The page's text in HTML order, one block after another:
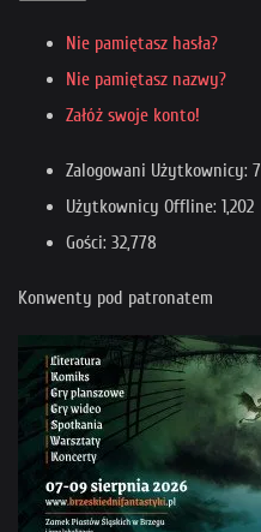
Nie pamiętasz hasła?
Nie pamiętasz nazwy?
Załóż swoje konto!
Zalogowani Użytkownicy: 7
Użytkownicy Offline: 1,202
Gości: 32,778
Konwenty pod patronatem